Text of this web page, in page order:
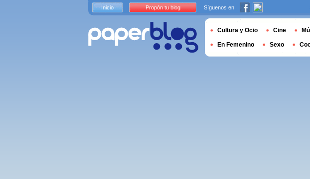
Inicio Propón tu blog Síguenos en
Cultura y Ocio Cine
En Femenino Sexo